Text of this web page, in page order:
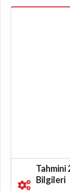
Tahmini
Bilgileri